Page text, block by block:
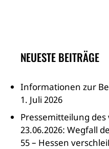
NEUESTE BEITRÄGE
Informationen zur
1. Juli 2026
Pressemitteilung
23.06.2026: Wegfall
55 – Hessen